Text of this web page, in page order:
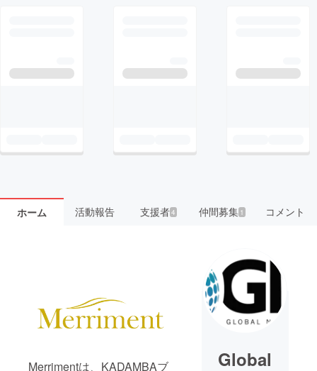
ホーム 活動報告 支援者4 仲間募集 1 コメント
Merrimentは、KADAMBAブ
Global